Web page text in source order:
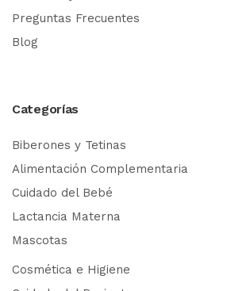
Preguntas Frecuentes
Blog
Categorías
Biberones y Tetinas
Alimentación Complementaria
Cuidado del Bebé
Lactancia Materna
Mascotas
Cosmética e Higiene